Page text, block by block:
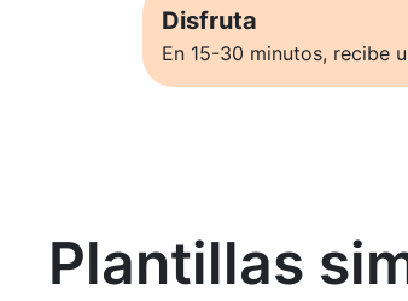
Disfruta
En 15-30 minutos, recibe
Plantillas